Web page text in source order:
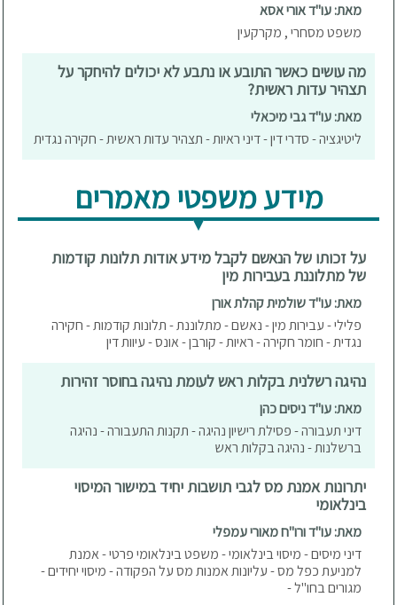
מאת: עו"ד אורי אסא
משפט מסחרי , מקרקעין
מה עושים כאשר התובע או נתבע לא יכולים להיחקר על
תצהיר עדות ראשית?
מאת: עו"ד גבי מיכאלי
ליטיגציה - סדרי דין - דיני ראיות - תצהיר עדות ראשית - חקירה נגדית
מידע משפטי מאמרים
על זכותו של הנאשם לקבל מידע אודות תלונות קודמות
של מתלוננת בעבירות מין
מאת: עו"ד שולמית קהלת אורן
פלילי - עבירות מין - נאשם - מתלוננת - תלונות קודמות - חקירה
נגדית - חומר חקירה - ראיות - קורבן - אונס - עיוות דין
נהיגה רשלנית בקלות ראש לעומת נהיגה בחוסר זהירות
מאת: עו"ד ניסים כהן
דיני תעבורה - פסילת רישיון נהיגה - תקנות התעבורה - נהיגה
ברשלנות - נהיגה בקלות ראש
יתרונות אמנת מס לגבי תושבות יחיד במישור המיסוי
בינלאומי
מאת: עו"ד ורו"ח מאורי עמפלי
דיני מיסים - מיסוי בינלאומי - משפט בינלאומי פרטי - אמנת
למניעת כפל מס - עליונות אמנות מס על הפקודה - מיסוי יחידים -
מגורים בחו"ל -